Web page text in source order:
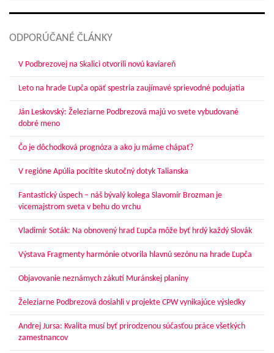
ODPORÚČANÉ ČLÁNKY
V Podbrezovej na Skalici otvorili novú kaviareň
Leto na hrade Ľupča opäť spestria zaujímavé sprievodné podujatia
Ján Leskovský: Železiarne Podbrezová majú vo svete vybudované
dobré meno
Čo je dôchodková prognóza a ako ju máme chápať?
V regióne Apúlia pocítite skutočný dotyk Talianska
Fantastický úspech – náš bývalý kolega Slavomír Brozman je
vicemajstrom sveta v behu do vrchu
Vladimír Soták: Na obnovený hrad Ľupča môže byť hrdý každý Slovák
Výstava Fragmenty harmónie otvorila hlavnú sezónu na hrade Ľupča
Objavovanie neznámych zákutí Muránskej planiny
Železiarne Podbrezová dosiahli v projekte CPW vynikajúce výsledky
Andrej Jursa: Kvalita musí byť prirodzenou súčasťou práce všetkých
zamestnancov